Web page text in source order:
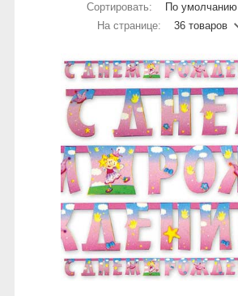
Сортировать:
По умолчанию
На странице:
36 товаров